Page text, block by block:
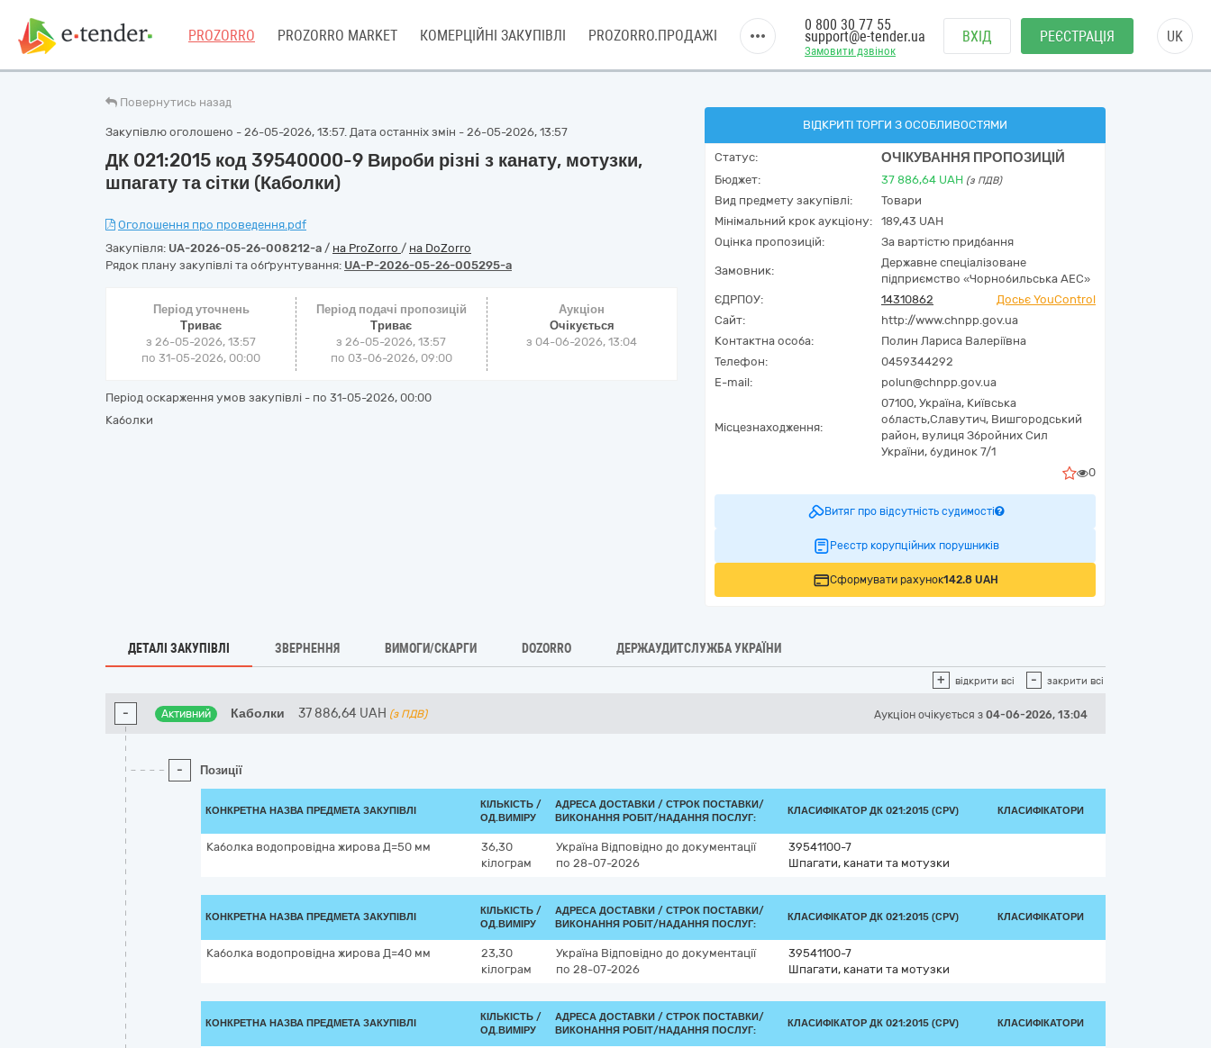
PROZORRO PROZORRO MARKET КОМЕРЦІЙНІ ЗАКУПІВЛІ PROZORRO.ПРОДАЖІ
Замовити дзвінок
0 800 30 77 55
support@e-tender.ua ВХІД РЕЄСТРАЦІЯ UK
Повернутись назад
Закупівлю оголошено - 26-05-2026, 13:57. Дата останніх змін - 26-05-2026, 13:57
ДК 021:2015 код 39540000-9 Вироби різні з канату, мотузки,
шпагату та сітки (Каболки)
Оголошення про проведення.pdf
Закупівля: UA-2026-05-26-008212-a / на ProZorro / на DoZorro
Рядок плану закупівлі та обґрунтування: UA-P-2026-05-26-005295-a
Період уточнень
Триває
з 26-05-2026, 13:57
по 31-05-2026, 00:00
Період подачі пропозицій
Триває
з 26-05-2026, 13:57
по 03-06-2026, 09:00
Аукціон
Очікується
з 04-06-2026, 13:04
Період оскарження умов закупівлі - по 31-05-2026, 00:00
Каболки
ВІДКРИТІ ТОРГИ З ОСОБЛИВОСТЯМИ
Статус: ОЧІКУВАННЯ ПРОПОЗИЦІЙ
Бюджет: 37 886,64 UAH (з ПДВ)
Вид предмету закупівлі:
Товари
Мінімальний крок аукціону:
189,43 UAH
Оцінка пропозицій:
За вартістю придбання
Замовник:
Державне спеціалізоване
підприємство «Чорнобильська АЕС»
ЄДРПОУ:
14310862
Досьє YouControl
Сайт:
http://www.chnpp.gov.ua
Контактна особа:
Полин Лариса Валеріївна
Телефон:
0459344292
E-mail:
polun@chnpp.gov.ua
Місцезнаходження:
07100, Україна, Київська
область,Славутич, Вишгородський
район, вулиця Збройних Сил
України, будинок 7/1
0
Витяг про відсутність судимості
Реєстр корупційних порушників
Сформувати рахунок142.8 UAH
ДЕТАЛІ ЗАКУПІВЛІ ЗВЕРНЕННЯ ВИМОГИ/СКАРГИ DOZORRO ДЕРЖАУДИТСЛУЖБА УКРАЇНИ
+ відкрити всі - закрити всі
- Активний Каболки 37 886,64 UAH (з ПДВ) Аукціон очікується з 04-06-2026, 13:04
- Позиції
КОНКРЕТНА НАЗВА ПРЕДМЕТА ЗАКУПІВЛІ
КІЛЬКІСТЬ /
ОД.ВИМІРУ
АДРЕСА ДОСТАВКИ / СТРОК ПОСТАВКИ/
ВИКОНАННЯ РОБІТ/НАДАННЯ ПОСЛУГ:
КЛАСИФІКАТОР ДК 021:2015 (CPV) КЛАСИФІКАТОРИ
Каболка водопровідна жирова Д=50 мм
36,30
кілограм
Україна Відповідно до документації
по 28-07-2026
39541100-7
Шпагати, канати та мотузки
КОНКРЕТНА НАЗВА ПРЕДМЕТА ЗАКУПІВЛІ
КІЛЬКІСТЬ /
ОД.ВИМІРУ
АДРЕСА ДОСТАВКИ / СТРОК ПОСТАВКИ/
ВИКОНАННЯ РОБІТ/НАДАННЯ ПОСЛУГ:
КЛАСИФІКАТОР ДК 021:2015 (CPV) КЛАСИФІКАТОРИ
Каболка водопровідна жирова Д=40 мм
23,30
кілограм
Україна Відповідно до документації
по 28-07-2026
39541100-7
Шпагати, канати та мотузки
КОНКРЕТНА НАЗВА ПРЕДМЕТА ЗАКУПІВЛІ
КІЛЬКІСТЬ /
ОД.ВИМІРУ
АДРЕСА ДОСТАВКИ / СТРОК ПОСТАВКИ/
ВИКОНАННЯ РОБІТ/НАДАННЯ ПОСЛУГ:
КЛАСИФІКАТОР ДК 021:2015 (CPV) КЛАСИФІКАТОРИ